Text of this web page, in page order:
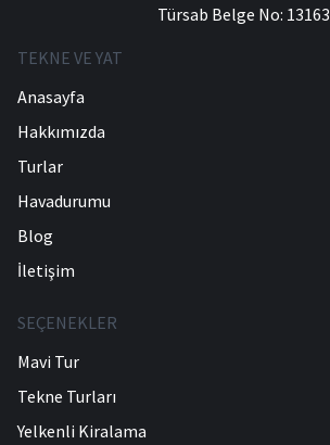
Türsab Belge No: 13163
TEKNE VE YAT
Anasayfa
Hakkımızda
Turlar
Havadurumu
Blog
İletişim
SEÇENEKLER
Mavi Tur
Tekne Turları
Yelkenli Kiralama